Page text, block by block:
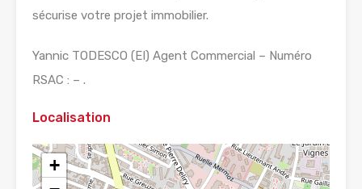
sécurise votre projet immobilier.
Yannic TODESCO (EI) Agent Commercial – Numéro
RSAC : – .
Localisation
+